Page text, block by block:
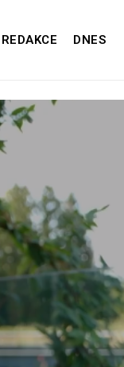
REDAKCE DNES